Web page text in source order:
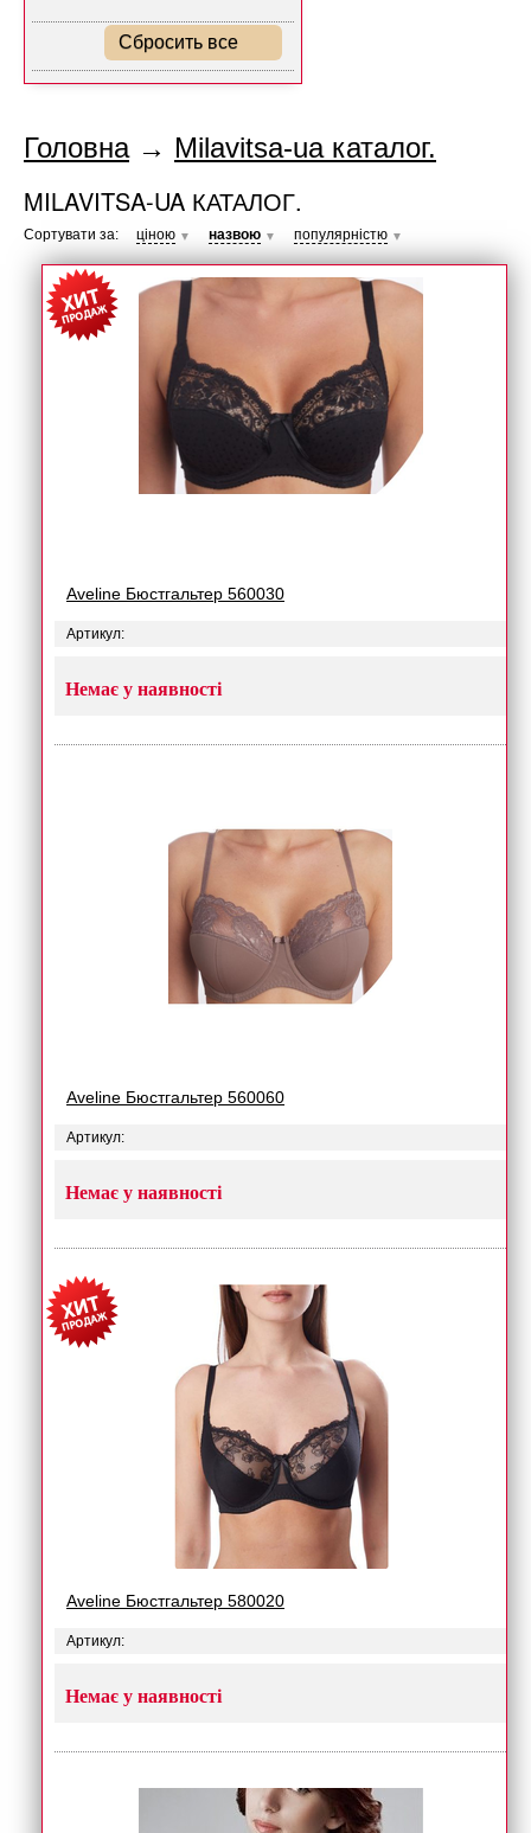
Сбросить все
Головна→ Milavitsa-ua каталог.
MILAVITSA-UA КАТАЛОГ.
Сортувати за: ціною ▼ назвою ▼ популярністю ▼
Aveline Бюстгальтер 560030
Артикул:
Немає у наявності
Aveline Бюстгальтер 560060
Артикул:
Немає у наявності
Aveline Бюстгальтер 580020
Артикул:
Немає у наявності